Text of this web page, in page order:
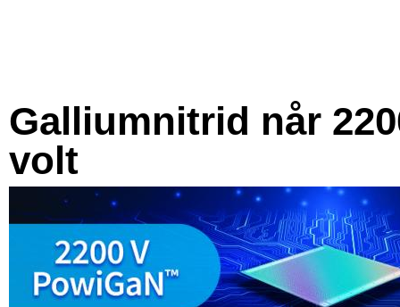
Galliumnitrid når
volt